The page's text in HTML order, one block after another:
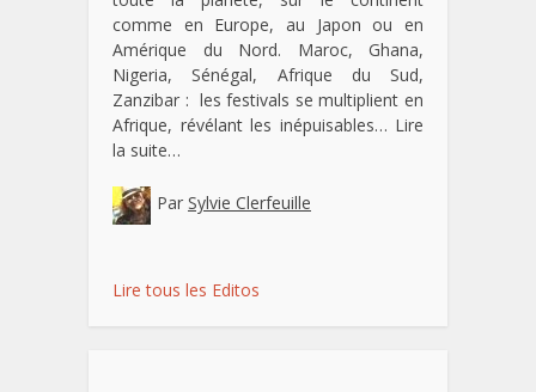
comme en Europe, au Japon ou en
Amérique du Nord. Maroc, Ghana,
Nigeria, Sénégal, Afrique du Sud,
Zanzibar : les festivals se multiplient en
Afrique, révélant les inépuisables… Lire
la suite…
Par Sylvie Clerfeuille
Lire tous les Editos